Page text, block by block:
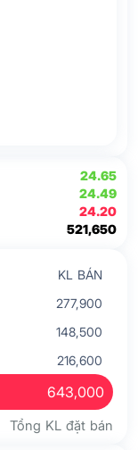
24.65
24.49
24.20
521,650
KL BÁN
277,900
148,500
216,600
643,000
Tổng KL đặt bán